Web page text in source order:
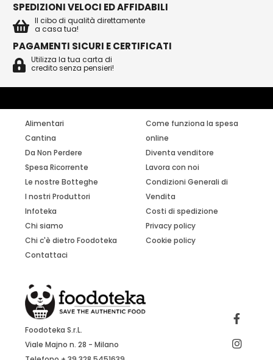
SPEDIZIONI VELOCI ED AFFIDABILI
Il cibo di qualità direttamente
a casa tua!
PAGAMENTI SICURI E CERTIFICATI
Utilizza la tua carta di
credito senza pensieri!
Alimentari
Cantina
Da Non Perdere
Spesa Ricorrente
Le nostre Botteghe
I nostri Produttori
Infoteka
Chi siamo
Chi c'è dietro Foodoteka
Contattaci
Come funziona la spesa
online
Diventa venditore
Lavora con noi
Condizioni Generali di
Vendita
Costi di spedizione
Privacy policy
Cookie policy
Foodoteka S.r.L.
Viale Majno n. 28 - Milano